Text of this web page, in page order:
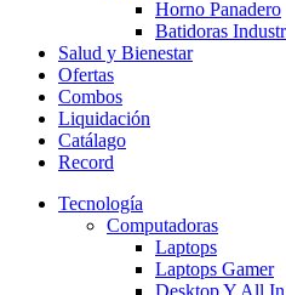
Horno Panadero
Batidoras
Salud y Bienestar
Ofertas
Combos
Liquidación
Catálago
Record
Tecnología
Computadoras
Laptops
Laptops Gamer